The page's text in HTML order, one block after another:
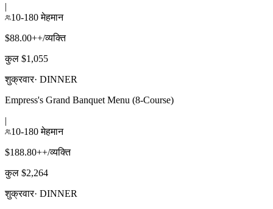
|
10-180 मेहमान
$88.00++/व्यक्ति
कुल $1,055
शुक्रवार· DINNER
Empress's Grand Banquet Menu (8-Course)
|
10-180 मेहमान
$188.80++/व्यक्ति
कुल $2,264
शुक्रवार· DINNER